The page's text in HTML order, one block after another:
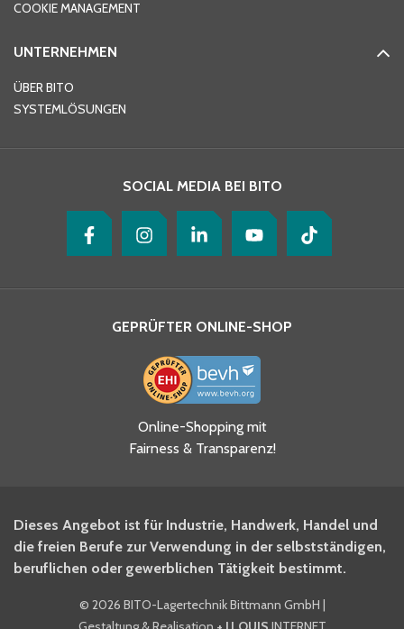
Ja, ich habe die
Datenschutzhinweise gelesen
und akzeptiere diese.
BITO Newsletter Fachwissen
Intralogistiker anmelden.
Ja, ich möchte mich für den
COOKIE MANAGEMENT
UNTERNEHMEN
ÜBER BITO
SYSTEMLÖSUNGEN
SOCIAL MEDIA BEI BITO
GEPRÜFTER ONLINE-SHOP
Online-Shopping mit
Fairness & Transparenz!
Dieses Angebot ist für Industrie, Handwerk, Handel und
die freien Berufe zur Verwendung in der selbstständigen,
beruflichen oder gewerblichen Tätigkeit bestimmt.
© 2026 BITO-Lagertechnik Bittmann GmbH |